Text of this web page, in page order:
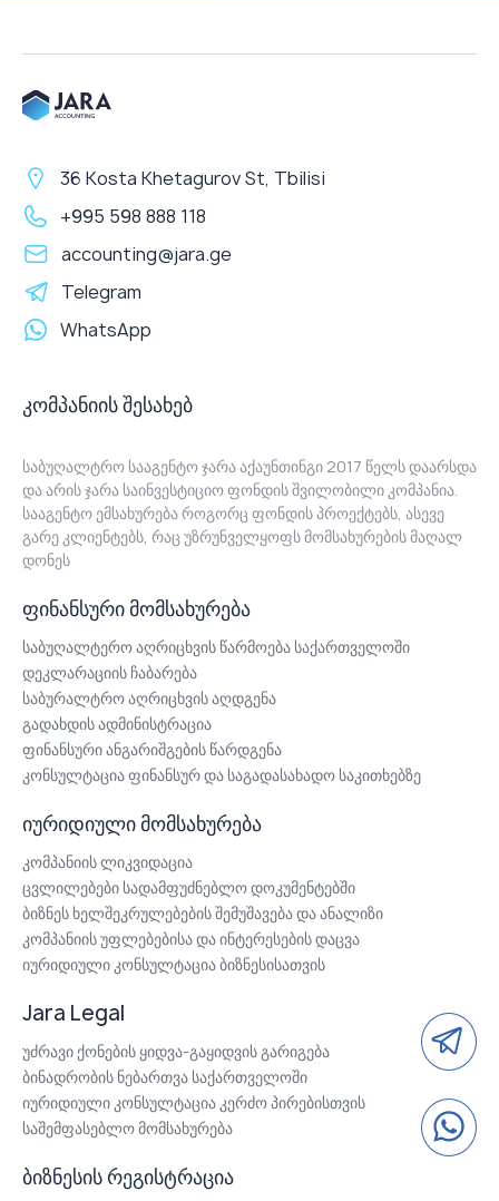
36 Kosta Khetagurov St, Tbilisi
+995 598 888 118
accounting@jara.ge
Telegram
WhatsApp
კომპანიის შესახებ
საბუღალტრო სააგენტო ჯარა აქაუნთინგი 2017 წელს დაარსდა
და არის ჯარა საინვესტიციო ფონდის შვილობილი კომპანია.
სააგენტო ემსახურება როგორც ფონდის პროექტებს, ასევე
გარე კლიენტებს, რაც უზრუნველყოფს მომსახურების მაღალ
დონეს
ფინანსური მომსახურება
საბუღალტერო აღრიცხვის წარმოება საქართველოში
დეკლარაციის ჩაბარება
საბურალტრო აღრიცხვის აღდგენა
გადახდის ადმინისტრაცია
ფინანსური ანგარიშგების წარდგენა
კონსულტაცია ფინანსურ და საგადასახადო საკითხებზე
იურიდიული მომსახურება
კომპანიის ლიკვიდაცია
ცვლილებები სადამფუძნებლო დოკუმენტებში
ბიზნეს ხელშეკრულებების შემუშავება და ანალიზი
კომპანიის უფლებებისა და ინტერესების დაცვა
იურიდიული კონსულტაცია ბიზნესისათვის
Jara Legal
უძრავი ქონების ყიდვა-გაყიდვის გარიგება
ბინადრობის ნებართვა საქართველოში
იურიდიული კონსულტაცია კერძო პირებისთვის
საშემფასებლო მომსახურება
ბიზნესის რეგისტრაცია